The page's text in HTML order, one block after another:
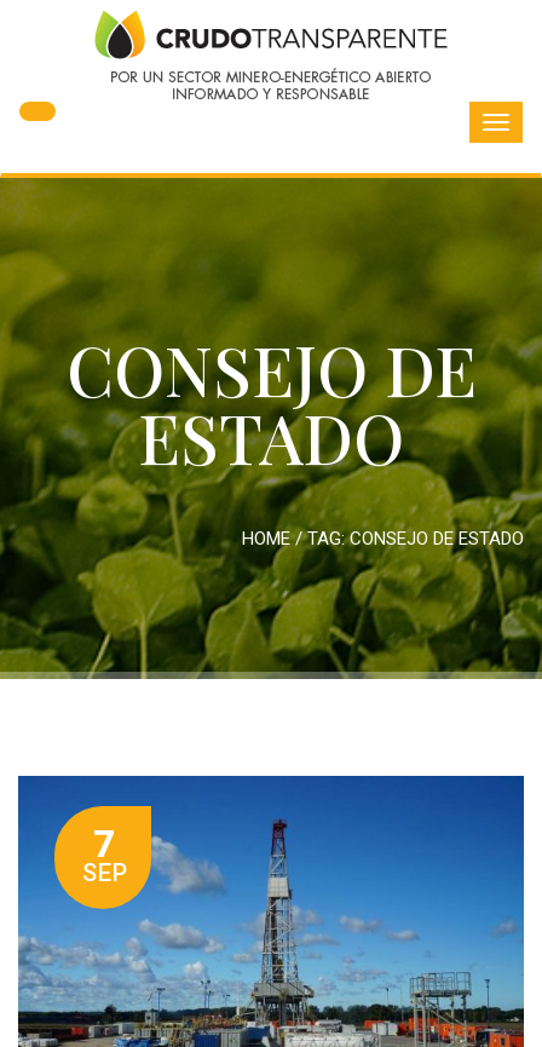
CONSEJO DE
ESTADO
HOME/ TAG:CONSEJO DE ESTADO
7
SEP